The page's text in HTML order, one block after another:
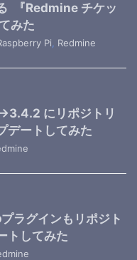
『Redmine チケッ
みた
Pi Redmine
にリポジトリ
デートしてみた
ラグインもリポジト
トしてみた